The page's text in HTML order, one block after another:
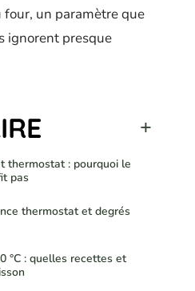
un paramètre que
ignorent presque
thermostat : pourquoi le
pas
thermostat et degrés
°C : quelles recettes et